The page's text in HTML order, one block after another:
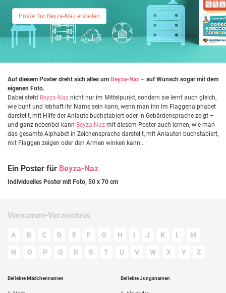
Poster für Beyza-Naz erstellen
Auf diesem Poster dreht sich alles um Beyza-Naz – auf Wunsch sogar mit dem
eigenen Foto.
Dabei steht Beyza-Naz nicht nur im Mittelpunkt, sondern sie lernt auch gleich,
wie bunt und lebhaft ihr Name sein kann, wenn man ihn im Flaggenalphabet
darstellt, mit Hilfe der Anlaute buchstabiert oder in Gebärdensprache zeigt –
und ganz nebenbei kann Beyza-Naz mit diesem Poster auch lernen, wie man
das gesamte Alphabet in Zeichensprache darstellt, mit Anlauten buchstabiert,
mit Flaggen zeigen oder den Armen winken kann...
Ein Poster für Beyza-Naz
Individuelles Poster mit Foto, 50 x 70 cm
Vornamen-Verzeichnis
A B C D E F G H I J K L M
N O P Q R S T U V W X Y Z
Beliebte Mädchennamen Beliebte Jungsnamen